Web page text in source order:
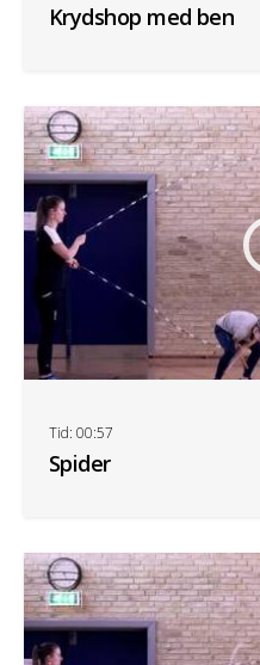
Krydshop med ben
Spider
Tid: 00:57